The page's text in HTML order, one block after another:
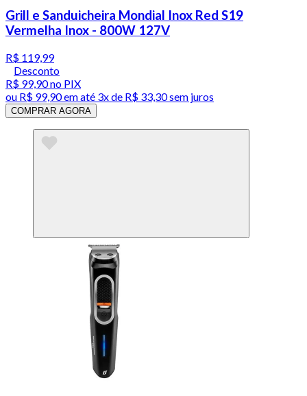
Grill e Sanduicheira Mondial Inox Red S19
Vermelha Inox - 800W 127V
R$ 119,99
Desconto
R$ 99,90no PIX
ou R$ 99,90em até 3x de R$ 33,30 sem juros
COMPRAR AGORA